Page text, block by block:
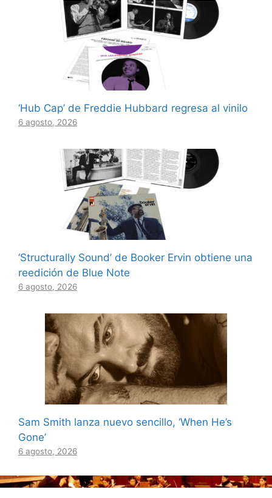
‘Hub Cap’ de Freddie Hubbard regresa al vinilo
6 agosto, 2026
‘Structurally Sound’ de Booker Ervin obtiene una
reedición de Blue Note
6 agosto, 2026
Sam Smith lanza nuevo sencillo, ‘When He’s
Gone’
6 agosto, 2026